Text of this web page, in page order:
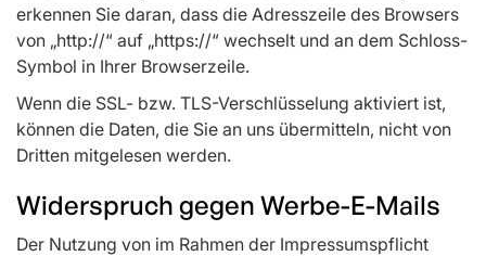
erkennen Sie daran, dass die Adresszeile des Browsers
von „http://“ auf „https://“ wechselt und an dem Schloss-
Symbol in Ihrer Browserzeile.
Wenn die SSL- bzw. TLS-Verschlüsselung aktiviert ist,
können die Daten, die Sie an uns übermitteln, nicht von
Dritten mitgelesen werden.
Widerspruch gegen Werbe-E-Mails
Der Nutzung von im Rahmen der Impressumspflicht